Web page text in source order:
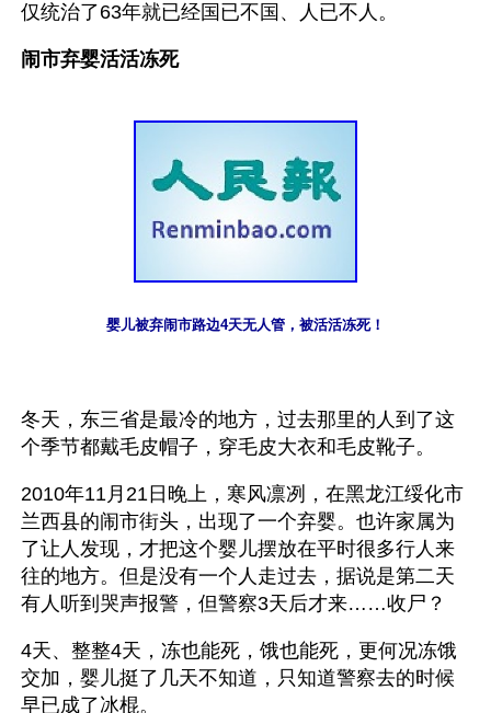
仅统治了63年就已经国已不国、人已不人。
闹市弃婴活活冻死
婴儿被弃闹市路边4天无人管，被活活冻死！
冬天，东三省是最冷的地方，过去那里的人到了这
个季节都戴毛皮帽子，穿毛皮大衣和毛皮靴子。
2010年11月21日晚上，寒风凛冽，在黑龙江绥化市
兰西县的闹市街头，出现了一个弃婴。也许家属为
了让人发现，才把这个婴儿摆放在平时很多行人来
往的地方。但是没有一个人走过去，据说是第二天
有人听到哭声报警，但警察3天后才来……收尸？
4天、整整4天，冻也能死，饿也能死，更何况冻饿
交加，婴儿挺了几天不知道，只知道警察去的时候
早已成了冰棍。